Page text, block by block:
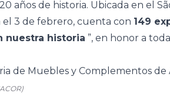
años de historia. Ubicada en el
el 3 de febrero, cuenta con 149
nuestra historia ”, en honor a